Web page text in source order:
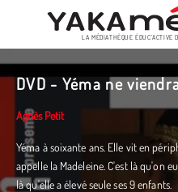
au
principal
LA MÉDIATHÈQUE ÉDUC’ACTIVE
DVD - Yéma ne
Agnès Petit
Yéma à soixante ans. Elle vit en
appelle la Madeleine. C'est là qu'on
là qu'elle a élevé seule ses 9 enfants.